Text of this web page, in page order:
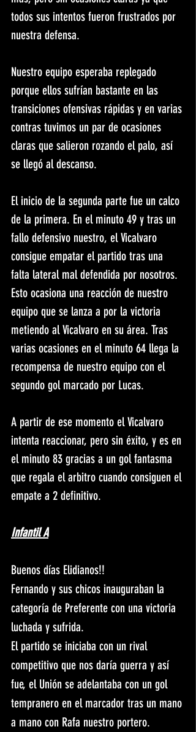
todos sus intentos fueron frustrados por
nuestra defensa.
Nuestro equipo esperaba replegado
porque ellos sufrían bastante en las
transiciones ofensivas rápidas y en varias
contras tuvimos un par de ocasiones
claras que salieron rozando el palo, así
se llegó al descanso.
El inicio de la segunda parte fue un calco
de la primera. En el minuto 49 y tras un
fallo defensivo nuestro, el Vicalvaro
consigue empatar el partido tras una
falta lateral mal defendida por nosotros.
Esto ocasiona una reacción de nuestro
equipo que se lanza a por la victoria
metiendo al Vicalvaro en su área. Tras
varias ocasiones en el minuto 64 llega la
recompensa de nuestro equipo con el
segundo gol marcado por Lucas.
A partir de ese momento el Vicalvaro
intenta reaccionar, pero sin éxito, y es en
el minuto 83 gracias a un gol fantasma
que regala el arbitro cuando consiguen el
empate a 2 definitivo.
Infantil A
Buenos días Elidianos!!
Fernando y sus chicos inauguraban la
categoría de Preferente con una victoria
luchada y sufrida.
El partido se iniciaba con un rival
competitivo que nos daría guerra y así
fue, el Unión se adelantaba con un gol
tempranero en el marcador tras un mano
a mano con Rafa nuestro portero.